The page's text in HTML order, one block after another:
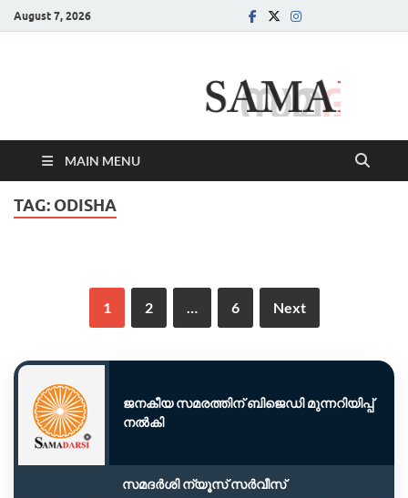
August 7, 2026
MAIN MENU
TAG: ODISHA
1 2 6 Next
ജനകീയ സമരത്തിന് ബിജെഡി മുന്നറിയിപ്പ്
നൽകി
സമദർശി ന്യൂസ് സർവീസ്